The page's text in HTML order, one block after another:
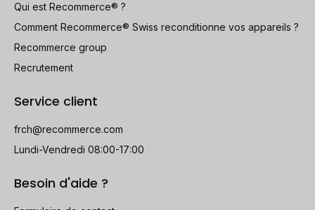
Qui est Recommerce® ?
Comment Recommerce® Swiss reconditionne vos appareils ?
Recommerce group
Recrutement
Service client
frch@recommerce.com
Lundi-Vendredi 08:00-17:00
Besoin d'aide ?